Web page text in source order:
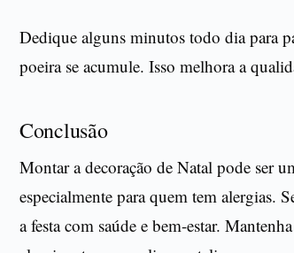
Dedique alguns minutos todo dia para
poeira se acumule. Isso melhora a
Conclusão
Montar a decoração de Natal pode ser
especialmente para quem tem alergias.
a festa com saúde e bem-estar.